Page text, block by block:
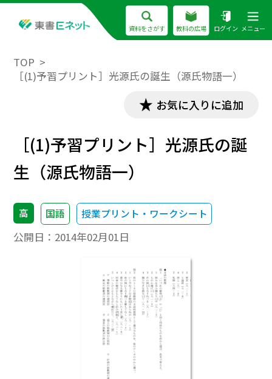
資料をさがす 教科の広場 ログイン メニュー
TOP
［(1)予習プリント］光源氏の誕生（源氏物語一）
お気に入りに追加
［(1)予習プリント］光源氏の誕
生（源氏物語一）
高 国語 授業プリント・ワークシート
公開日： 2014年02月01日